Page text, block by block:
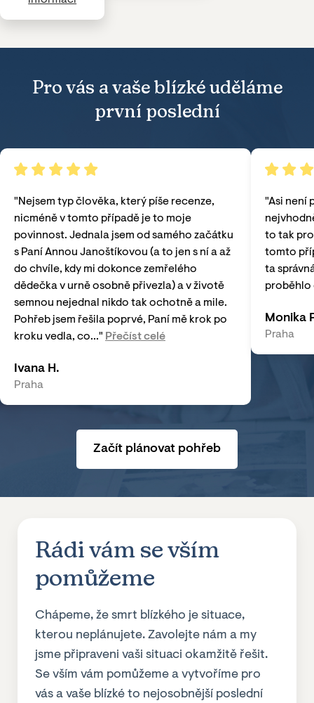
Pro vás a vaše blízké uděláme
první poslední
"Nejsem typ člověka, který píše recenze,
nicméně v tomto případě je to moje
povinnost. Jednala jsem od samého začátku
s Paní Annou Janoštíkovou (a to jen s ní a až
do chvíle, kdy mi dokonce zemřelého
dědečka v urně osobně přivezla) a v životě
semnou nejednal nikdo tak ochotně a mile.
Pohřeb jsem řešila poprvé, Paní mě krok po
kroku vedla, co..." Přečíst celé
Ivana H.
Praha
"Asi není
to tak
tomto
ta
proběhlo
Monika
Praha
Začít plánovat pohřeb
Rádi vám se vším
pomůžeme
Chápeme, že smrt blízkého je situace,
kterou neplánujete. Zavolejte nám a my
jsme připraveni vaši situaci okamžitě řešit.
Se vším vám pomůžeme a vytvoříme pro
vás a vaše blízké to nejosobnější poslední